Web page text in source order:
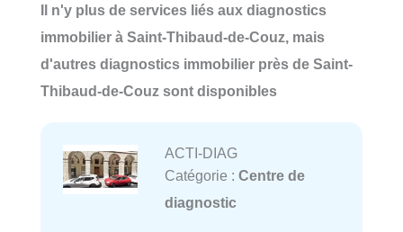
Il n'y plus de services liés aux diagnostics
immobilier à Saint-Thibaud-de-Couz, mais
d'autres diagnostics immobilier près de Saint-
Thibaud-de-Couz sont disponibles
ACTI-DIAG
Catégorie : Centre de
diagnostic